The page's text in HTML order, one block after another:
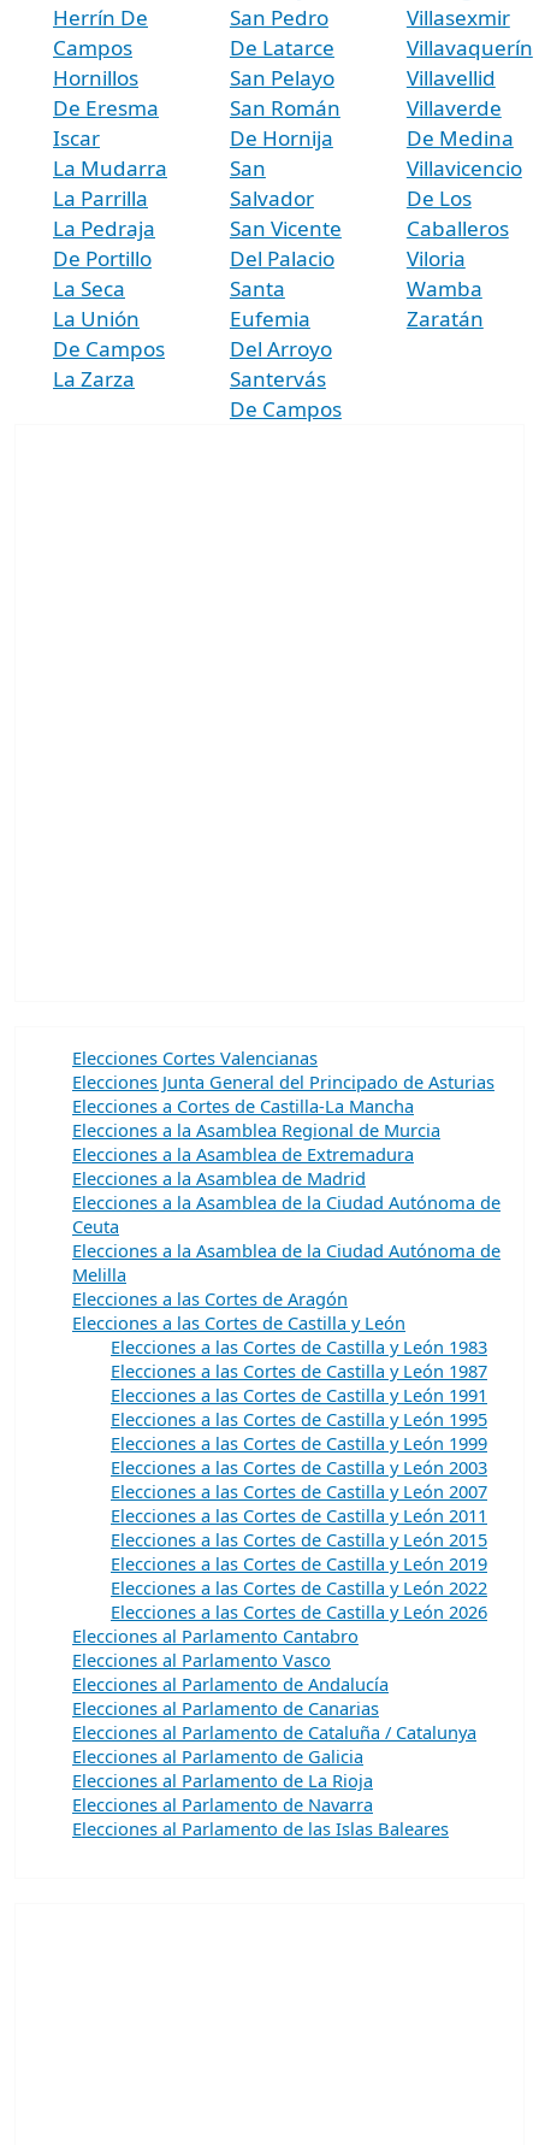
Herrín De
Campos
Hornillos
De Eresma
Iscar
La Mudarra
La Parrilla
La Pedraja
De Portillo
La Seca
La Unión
De Campos
La Zarza
San Pedro
De Latarce
San Pelayo
San Román
De Hornija
San
Salvador
San Vicente
Del Palacio
Santa
Eufemia
Del Arroyo
Santervás
De Campos
Villasexmir
Villavaquerín
Villavellid
Villaverde
De Medina
Villavicencio
De Los
Caballeros
Viloria
Wamba
Zaratán
Elecciones Cortes Valencianas
Elecciones Junta General del Principado de Asturias
Elecciones a Cortes de Castilla-La Mancha
Elecciones a la Asamblea Regional de Murcia
Elecciones a la Asamblea de Extremadura
Elecciones a la Asamblea de Madrid
Elecciones a la Asamblea de la Ciudad Autónoma de
Ceuta
Elecciones a la Asamblea de la Ciudad Autónoma de
Melilla
Elecciones a las Cortes de Aragón
Elecciones a las Cortes de Castilla y León
Elecciones a las Cortes de Castilla y León 1983
Elecciones a las Cortes de Castilla y León 1987
Elecciones a las Cortes de Castilla y León 1991
Elecciones a las Cortes de Castilla y León 1995
Elecciones a las Cortes de Castilla y León 1999
Elecciones a las Cortes de Castilla y León 2003
Elecciones a las Cortes de Castilla y León 2007
Elecciones a las Cortes de Castilla y León 2011
Elecciones a las Cortes de Castilla y León 2015
Elecciones a las Cortes de Castilla y León 2019
Elecciones a las Cortes de Castilla y León 2022
Elecciones a las Cortes de Castilla y León 2026
Elecciones al Parlamento Cantabro
Elecciones al Parlamento Vasco
Elecciones al Parlamento de Andalucía
Elecciones al Parlamento de Canarias
Elecciones al Parlamento de Cataluña / Catalunya
Elecciones al Parlamento de Galicia
Elecciones al Parlamento de La Rioja
Elecciones al Parlamento de Navarra
Elecciones al Parlamento de las Islas Baleares